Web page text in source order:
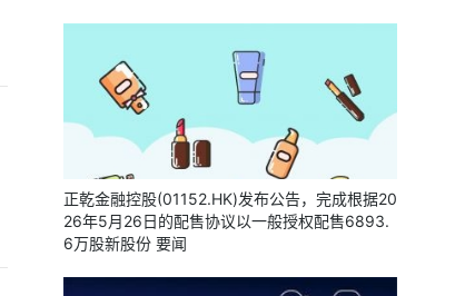
正乾金融控股(01152.HK)发布公告，完成根据20
26年5月26日的配售协议以一般授权配售6893.
6万股新股份 要闻